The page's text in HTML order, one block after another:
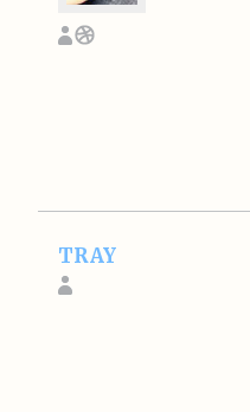
TRAY